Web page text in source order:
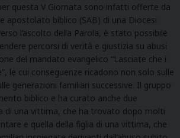
questa V Giornata sono infatti offerte da
apostolato biblico (SAB) di una Diocesi
l’ascolto della Parola, è stato possibile
percorsi di verità e giustizia su abusi
del mandato evangelico “Lasciate che i
le cui conseguenze ricadono non solo sulle
generazioni familiari successive. Il gruppo
biblico e ha curato anche due
di una vittima, che ha trovato dopo molti
e quella della figlia di una vittima, che